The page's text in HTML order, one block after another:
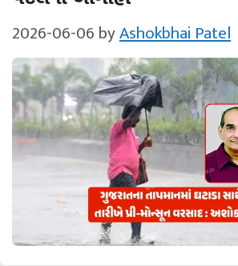
2026-06-06 byAshokbhai Patel